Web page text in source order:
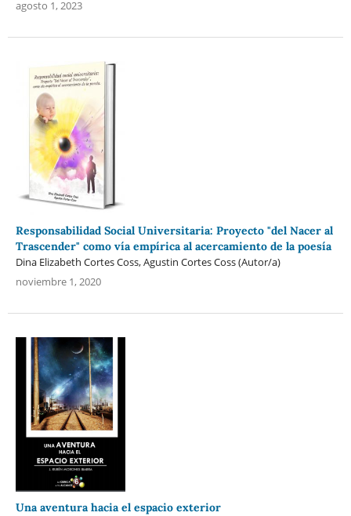
agosto 1, 2023
Responsabilidad Social Universitaria: Proyecto "del Nacer al
Trascender" como vía empírica al acercamiento de la poesía
Dina Elizabeth Cortes Coss, Agustin Cortes Coss (Autor/a)
noviembre 1, 2020
Una aventura hacia el espacio exterior